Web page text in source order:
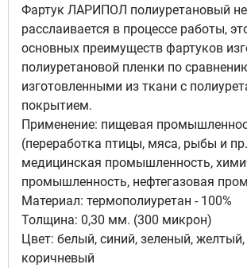
Фартук ЛАРИПОЛ полиуретановый не
расслаивается в процессе работы,
основных преимуществ фартуков
полиуретановой пленки по
изготовленными из ткани с
покрытием.
Применение: пищевая
(переработка птицы, мяса, рыбы и
медицинская промышленность,
промышленность, нефтегазовая
Материал: термополиуретан - 100%
Толщина: 0,30 мм. (300 микрон)
Цвет: белый, синий, зеленый,
коричневый